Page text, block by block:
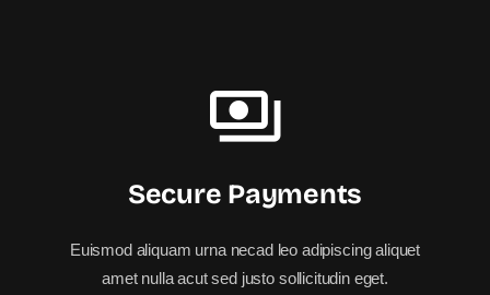
Secure Payments
Euismod aliquam urna necad leo adipiscing aliquet
amet nulla acut sed justo sollicitudin eget.